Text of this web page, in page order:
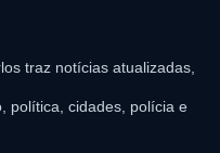
legais.
traz notícias atualizadas,
política, cidades, polícia e